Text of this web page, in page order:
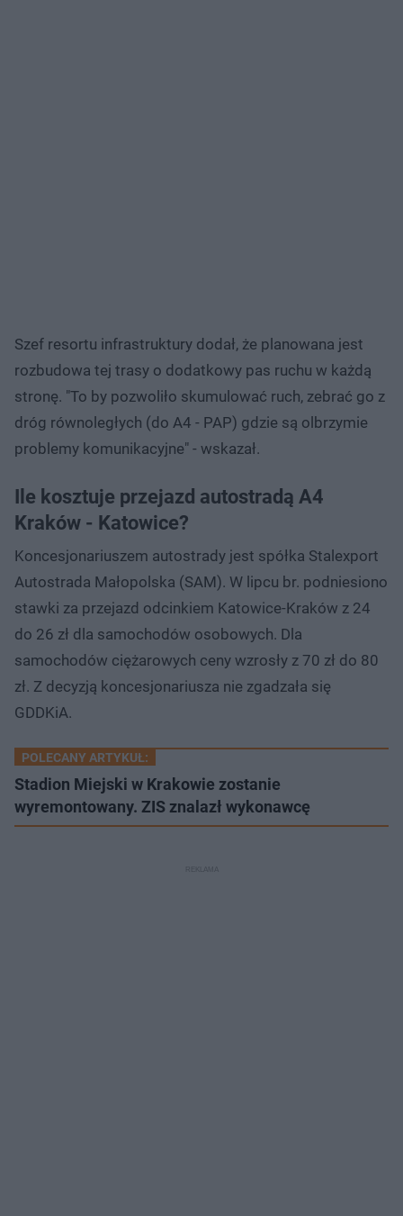
Szef resortu infrastruktury dodał, że planowana jest
rozbudowa tej trasy o dodatkowy pas ruchu w każdą
stronę. "To by pozwoliło skumulować ruch, zebrać go z
dróg równoległych (do A4 - PAP) gdzie są olbrzymie
problemy komunikacyjne" - wskazał.
Ile kosztuje przejazd autostradą A4
Kraków - Katowice?
Koncesjonariuszem autostrady jest spółka Stalexport
Autostrada Małopolska (SAM). W lipcu br. podniesiono
stawki za przejazd odcinkiem Katowice-Kraków z 24
do 26 zł dla samochodów osobowych. Dla
samochodów ciężarowych ceny wzrosły z 70 zł do 80
zł. Z decyzją koncesjonariusza nie zgadzała się
GDDKiA.
POLECANY ARTYKUŁ:
Stadion Miejski w Krakowie zostanie
wyremontowany. ZIS znalazł wykonawcę